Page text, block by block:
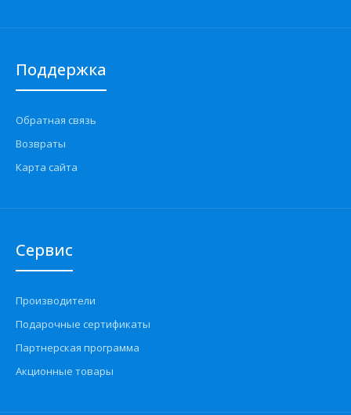
Поддержка
Обратная связь
Возвраты
Карта сайта
Сервис
Производители
Подарочные сертификаты
Партнерская программа
Акционные товары